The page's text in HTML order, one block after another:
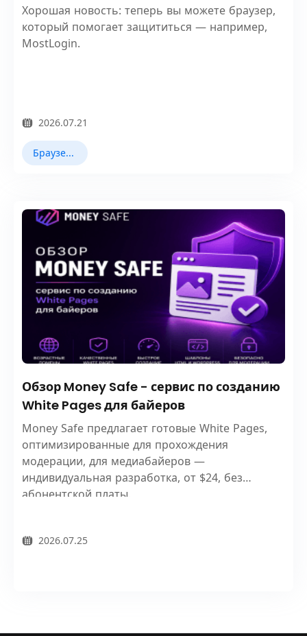
Хорошая новость: теперь вы можете браузер,
который помогает защититься — например,
MostLogin.
2026.07.21
Браузер Fingerprint
Обзор Money Safe - сервис по созданию
White Pages для байеров
Money Safe предлагает готовые White Pages,
оптимизированные для прохождения
модерации, для медиабайеров —
индивидуальная разработка, от $24, без
абонентской платы.
2026.07.25